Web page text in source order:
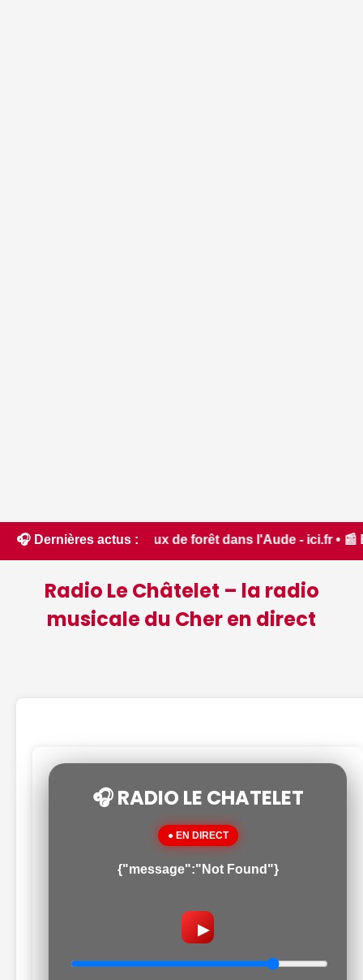
🎧 Dernières actus :
de forêt dans l'Aude - ici.fr • 📰 Estival du
Radio Le Châtelet – la radio
musicale du Cher en direct
🎧 RADIO LE CHATELET
● EN DIRECT
{"message":"Not Found"}
▶